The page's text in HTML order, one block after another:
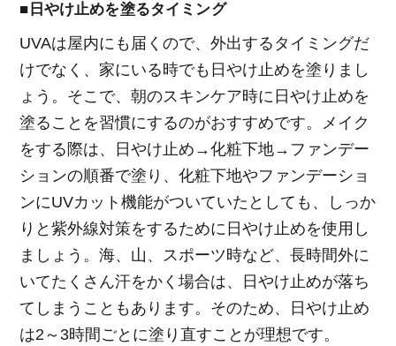
■日やけ止めを塗るタイミング
UVAは屋内にも届くので、外出するタイミングだ
けでなく、家にいる時でも日やけ止めを塗りまし
ょう。そこで、朝のスキンケア時に日やけ止めを
塗ることを習慣にするのがおすすめです。メイク
をする際は、日やけ止め→化粧下地→ファンデー
ションの順番で塗り、化粧下地やファンデーショ
ンにUVカット機能がついていたとしても、しっか
りと紫外線対策をするために日やけ止めを使用し
ましょう。海、山、スポーツ時など、長時間外に
いてたくさん汗をかく場合は、日やけ止めが落ち
てしまうこともあります。そのため、日やけ止め
は2～3時間ごとに塗り直すことが理想です。